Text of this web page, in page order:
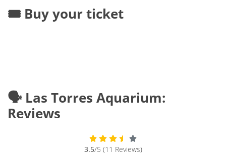
🎟️ Buy your ticket
🗣️ Las Torres Aquarium:
Reviews
3.5/5 (11 Reviews)